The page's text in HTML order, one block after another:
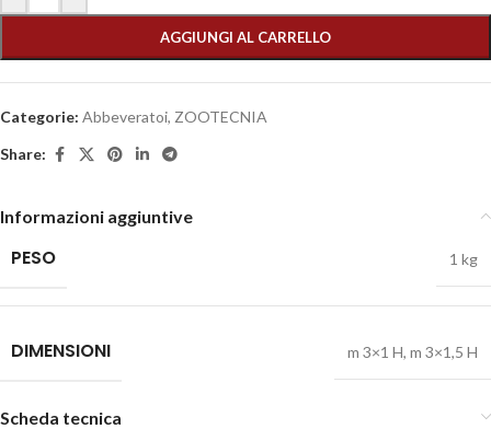
AGGIUNGI AL CARRELLO
Categorie: Abbeveratoi, ZOOTECNIA
Share:
Informazioni aggiuntive
PESO 1 kg
DIMENSIONI m 3×1 H, m 3×1,5 H
Scheda tecnica